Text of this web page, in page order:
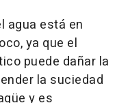
agua está en
ya que el
puede dañar la
la suciedad
y es